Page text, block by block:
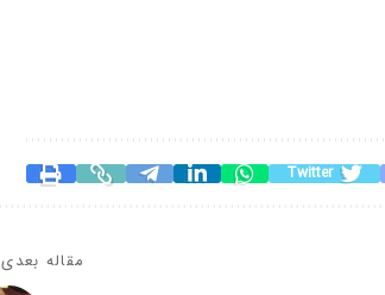
Twitter
مقاله بعدی